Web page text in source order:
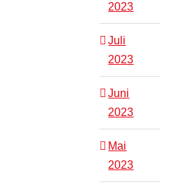
2023
Juli
2023
Juni
2023
Mai
2023